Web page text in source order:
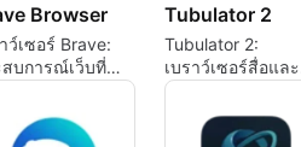
Browser
ว์เซอร์ Brave:
บการณ์เว็บที่
วามเป็นส่วนตัว
Tubulator 2
Tubulator 2:
เบราว์เซอร์สื่อและ
ดาวน์โหลดที่มุ่งเน้น
ไปที่ Mac